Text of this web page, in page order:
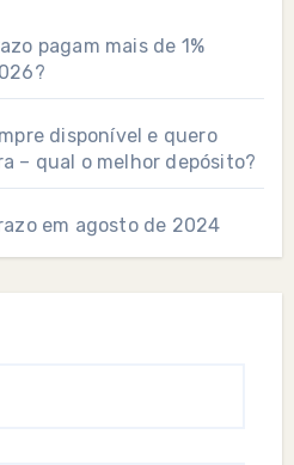
pagam mais de 1%
disponível e quero
– qual o melhor depósito?
em agosto de 2024